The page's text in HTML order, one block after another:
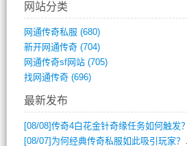
网站分类
网通传奇私服 (680)
新开网通传奇(704)
网通传奇sf网站(705)
找网通传奇(696)
最新发布
[08/08]传奇4白花金针奇缘任务如何触发？完整攻略解析
[08/07] 为何经典传奇私服如此吸引玩家？深度攻略解析